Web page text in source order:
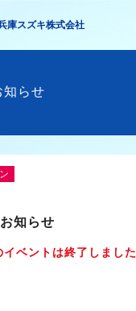
庫スズキ株式会社
知らせ
知らせ
ベントは終了しました